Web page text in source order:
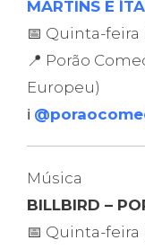
MARTINS E
📅 Quinta-feira
📍 Porão
Europeu)
ℹ️
Música
BILLBIRD –
📅 Quinta-feira